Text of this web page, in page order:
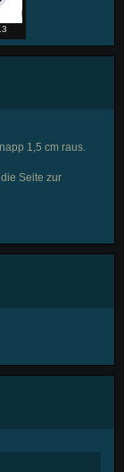
1,5 cm raus.
Seite zur